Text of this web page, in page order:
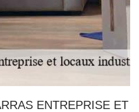
ENTREPRISE ET